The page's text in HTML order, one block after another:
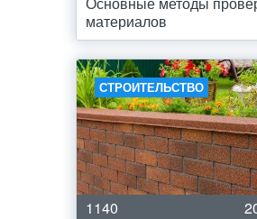
материалов
СТРОИТЕЛЬСТВО
1140